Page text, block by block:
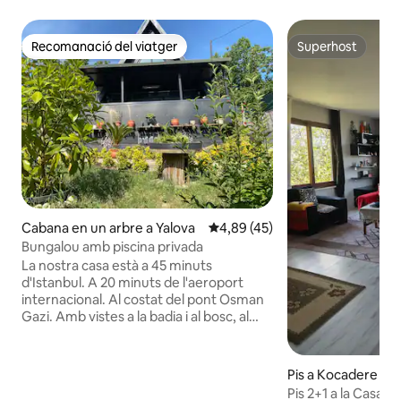
Recomanació del viatger
Recomanació del viatger
Cabana en un arbre a Yalova 4,89 de puntuació mitjana
4,89 (45)
Bungalou amb piscina privada
La nostra casa està a 45 minuts
d'Istanbul. A 20 minuts de l'aeroport
internacional. Al costat del pont Osman
Gazi. Amb vistes a la badia i al bosc, al
Superhost
Superhost
Pis a Kocadere
Pis 2+1 a la Casa